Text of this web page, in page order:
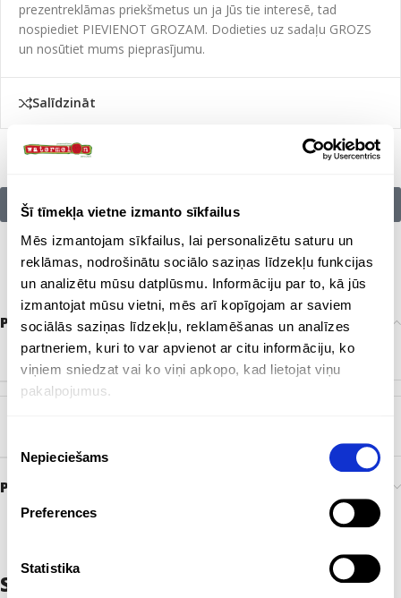
Šī tīmekļa vietne izmanto sīkfailus
Mēs izmantojam sīkfailus, lai personalizētu saturu un
reklāmas, nodrošinātu sociālo saziņas līdzekļu funkcijas
un analizētu mūsu datplūsmu. Informāciju par to, kā jūs
izmantojat mūsu vietni, mēs arī kopīgojam ar saviem
sociālās saziņas līdzekļu, reklamēšanas un analīzes
partneriem, kuri to var apvienot ar citu informāciju, ko
viņiem sniedzat vai ko viņi apkopo, kad lietojat viņu
pakalpojumus.
izvēle
Nepieciešams
Preferences
Statistika
prezentreklāmas priekšmetus un ja Jūs tie interesē, tad
nospiediet PIEVIENOT GROZAM. Dodieties uz sadaļu GROZS
un nosūtiet mums pieprasījumu.
Salīdzināt
Citu zīmolu preces:
Papildu informācija
KRĀSA
Balts,Dzeltens, Oranžs,Sarkans,Tumši zils
Preces pasūtīšana un piegāde
Saistītie produkti